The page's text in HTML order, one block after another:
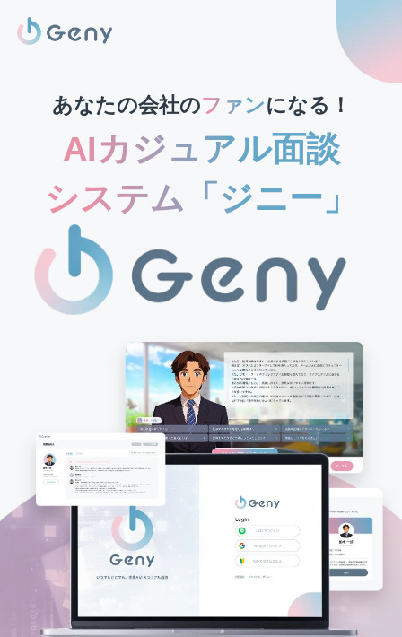
あなたの会社のファンになる！
AIカジュアル面談
システム「ジニー」